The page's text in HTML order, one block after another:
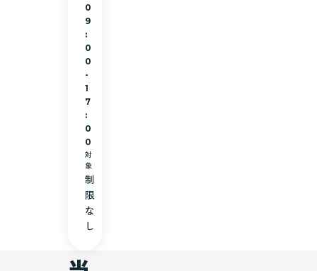
0
9
:
0
0
-
1
7
:
0
0
対
象
制
限
な
し